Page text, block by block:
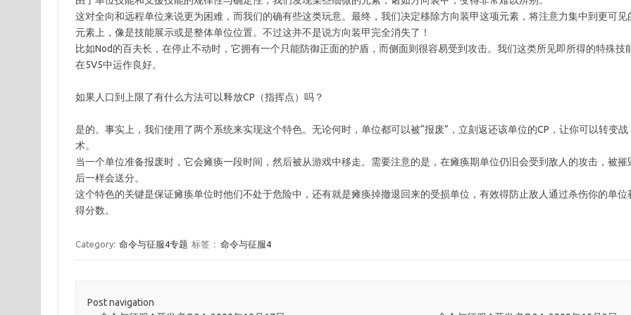
这对全向和远程单位来说更为困难，而我们的确有些这类玩意。最终，我们决定移除方向装甲这项元素，将注意力集中到更可见
元素上，像是技能展示或是整体单位位置。不过这并不是说方向装甲完全消失了！
比如Nod的百夫长，在停止不动时，它拥有一个只能防御正面的护盾，而侧面则很容易受到攻击。我们这类所见即所得的特殊技
在5V5中运作良好。
如果人口到上限了有什么方法可以释放CP（指挥点）吗？
是的。事实上，我们使用了两个系统来实现这个特色。无论何时，单位都可以被“报废”，立刻返还该单位的CP，让你可以转变战
术。
当一个单位准备报废时，它会瘫痪一段时间，然后被从游戏中移走。需要注意的是，在瘫痪期单位仍旧会受到敌人的攻击，被摧
后一样会送分。
这个特色的关键是保证瘫痪单位时他们不处于危险中，还有就是瘫痪掉撤退回来的受损单位，有效得防止敌人通过杀伤你的单位
得分数。
Category: 命令与征服4专题 标签： 命令与征服4
Post navigation